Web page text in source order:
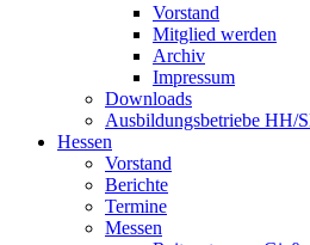
Vorstand
Mitglied werden
Archiv
Impressum
Downloads
Ausbildungsbetriebe HH/
Hessen
Vorstand
Berichte
Termine
Messen